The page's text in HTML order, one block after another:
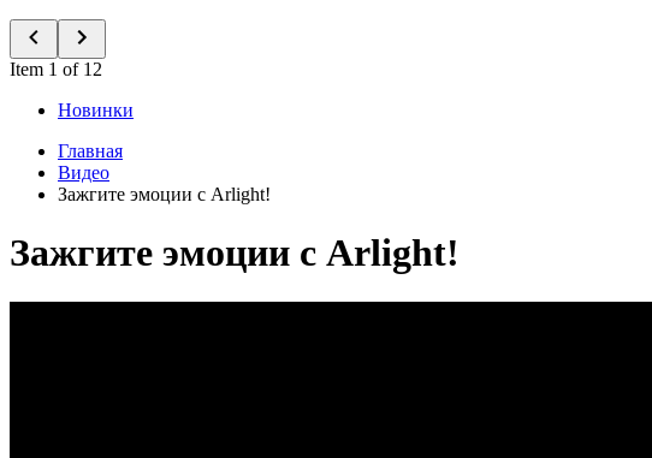
Item 1 of 12
Новинки
Главная
Видео
Зажгите эмоции с Arlight!
Зажгите эмоции с Arlight!